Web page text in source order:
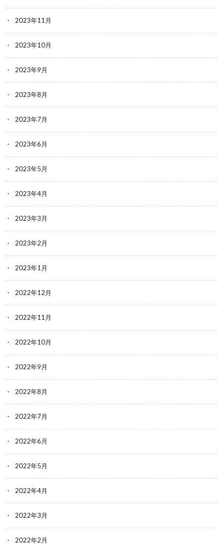
2023年11月
2023年10月
2023年9月
2023年8月
2023年7月
2023年6月
2023年5月
2023年4月
2023年3月
2023年2月
2023年1月
2022年12月
2022年11月
2022年10月
2022年9月
2022年8月
2022年7月
2022年6月
2022年5月
2022年4月
2022年3月
2022年2月